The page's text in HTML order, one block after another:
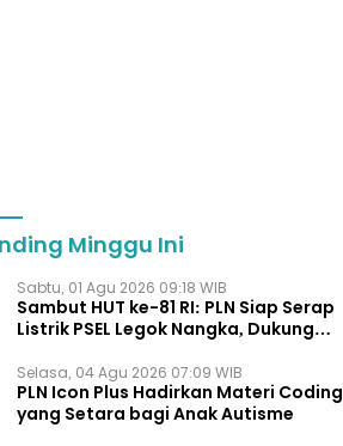
Minggu Ini
Sabtu, 01 Agu 2026 09:18 WIB
Sambut HUT ke-81 RI: PLN Siap Serap
Listrik PSEL Legok Nangka, Dukung
Selasa, 04 Agu 2026 07:09 WIB
PLN Icon Plus Hadirkan Materi Coding
yang Setara bagi Anak Autisme